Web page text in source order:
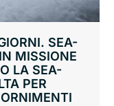
SEA-
MISSIONE
LA SEA-
PER